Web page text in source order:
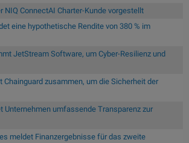
NIQ ConnectAI Charter-Kunde vorgestellt
eine hypothetische Rendite von 380 % im
JetStream Software, um Cyber-Resilienz und
Chainguard zusammen, um die Sicherheit der
Unternehmen umfassende Transparenz zur
meldet Finanzergebnisse für das zweite